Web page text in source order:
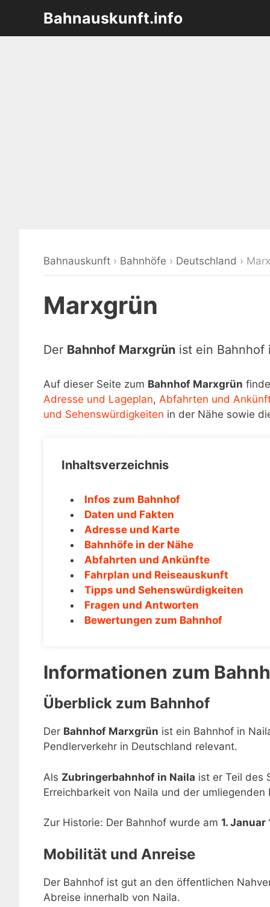
springen
Bahnauskunft.info
Bahnauskunft › Bahnhöfe › Deutschland ›
Marxgrün
Der Bahnhof Marxgrün ist ein
Auf dieser Seite zum Bahnhof Marxgrün
Adresse und Lageplan, Abfahrten und
und Sehenswürdigkeiten in der Nähe sowie
Inhaltsverzeichnis
Infos zum Bahnhof
Daten und Fakten
Adresse und Karte
Bahnhöfe in der Nähe
Abfahrten und Ankünfte
Fahrplan und Reiseauskunft
Tipps und Sehenswürdigkeiten
Fragen und Antworten
Bewertungen zum Bahnhof
Informationen zum
Überblick zum Bahnhof
Der Bahnhof Marxgrün ist ein Bahnhof in
Pendlerverkehr in Deutschland relevant.
Als Zubringerbahnhof in Naila ist er Teil des
Erreichbarkeit von Naila und der umliegenden
Zur Historie: Der Bahnhof wurde am 1. Januar
Mobilität und Anreise
Der Bahnhof ist gut an den öffentlichen
Abreise innerhalb von Naila.